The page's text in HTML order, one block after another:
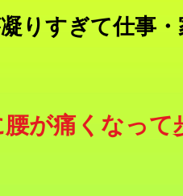
凝りすぎて仕事
腰が痛くなって